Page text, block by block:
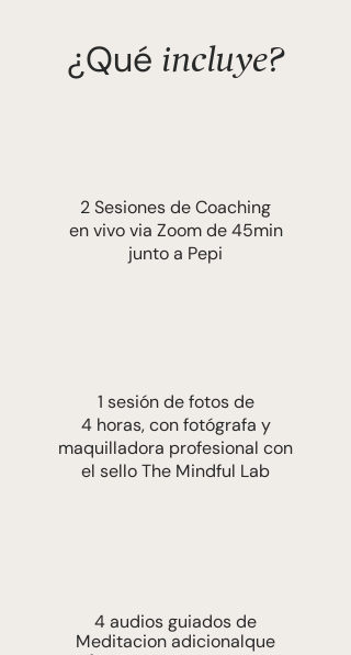
¿Qué incluye?
2 Sesiones de Coaching
en vivo via Zoom de 45min
junto a Pepi
1 sesión de fotos de
4 horas, con fotógrafa y
maquilladora profesional con
el sello The Mindful Lab
4 audios guiados de
Meditacion adicionalque